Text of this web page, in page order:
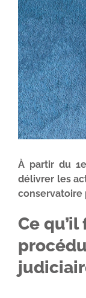
l'image
agrandie
À partir du
délivrer les
conservatoire
Ce